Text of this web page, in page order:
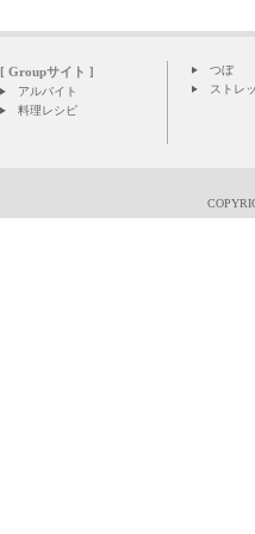
[ Groupサイト ]
アルバイト
料理レシピ
つぼ
ストレ